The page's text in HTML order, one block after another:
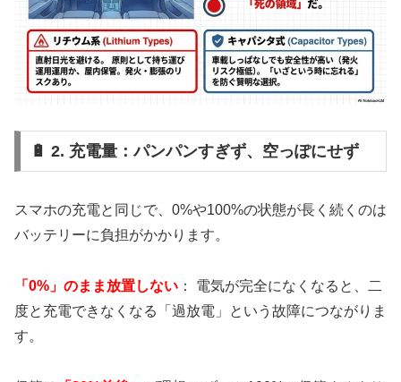
🔋 2. 充電量：パンパンすぎず、空っぽにせず
スマホの充電と同じで、0%や100%の状態が長く続くのは
バッテリーに負担がかかります。
「0%」のまま放置しない ： 電気が完全になくなると、二
度と充電できなくなる「過放電」という故障につながりま
す。